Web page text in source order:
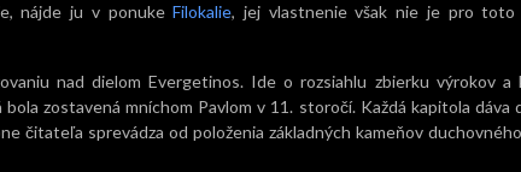
nájde ju v ponukeFilokalie, jej vlastnenie však nie je pro toto
nad dielom Evergetinos. Ide o rozsiahlu zbierku výrokov a
zostavená mníchom Pavlom v 11. storočí. Každá kapitola dáva
čitateľa sprevádza od položenia základných kameňov